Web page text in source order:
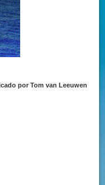
por Tom van Leeuwen